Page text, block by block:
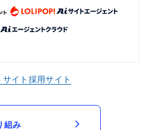
イト 採用サイト
組み